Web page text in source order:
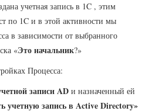
учетная запись в 1C , этим
по 1C и в этой активности мы
в зависимости от выбранного
«Это начальник?»
Процесса:
записи AD и назначенный ей
учетную запись в Active Directory»